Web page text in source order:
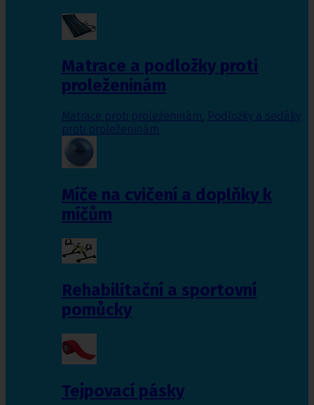
Matrace a podložky proti
proleženinám
Matrace proti proleženinám, Podložky a sedáky
proti proleženinám
Míče na cvičení a doplňky k
míčům
Rehabilitační a sportovní
pomůcky
Tejpovací pásky